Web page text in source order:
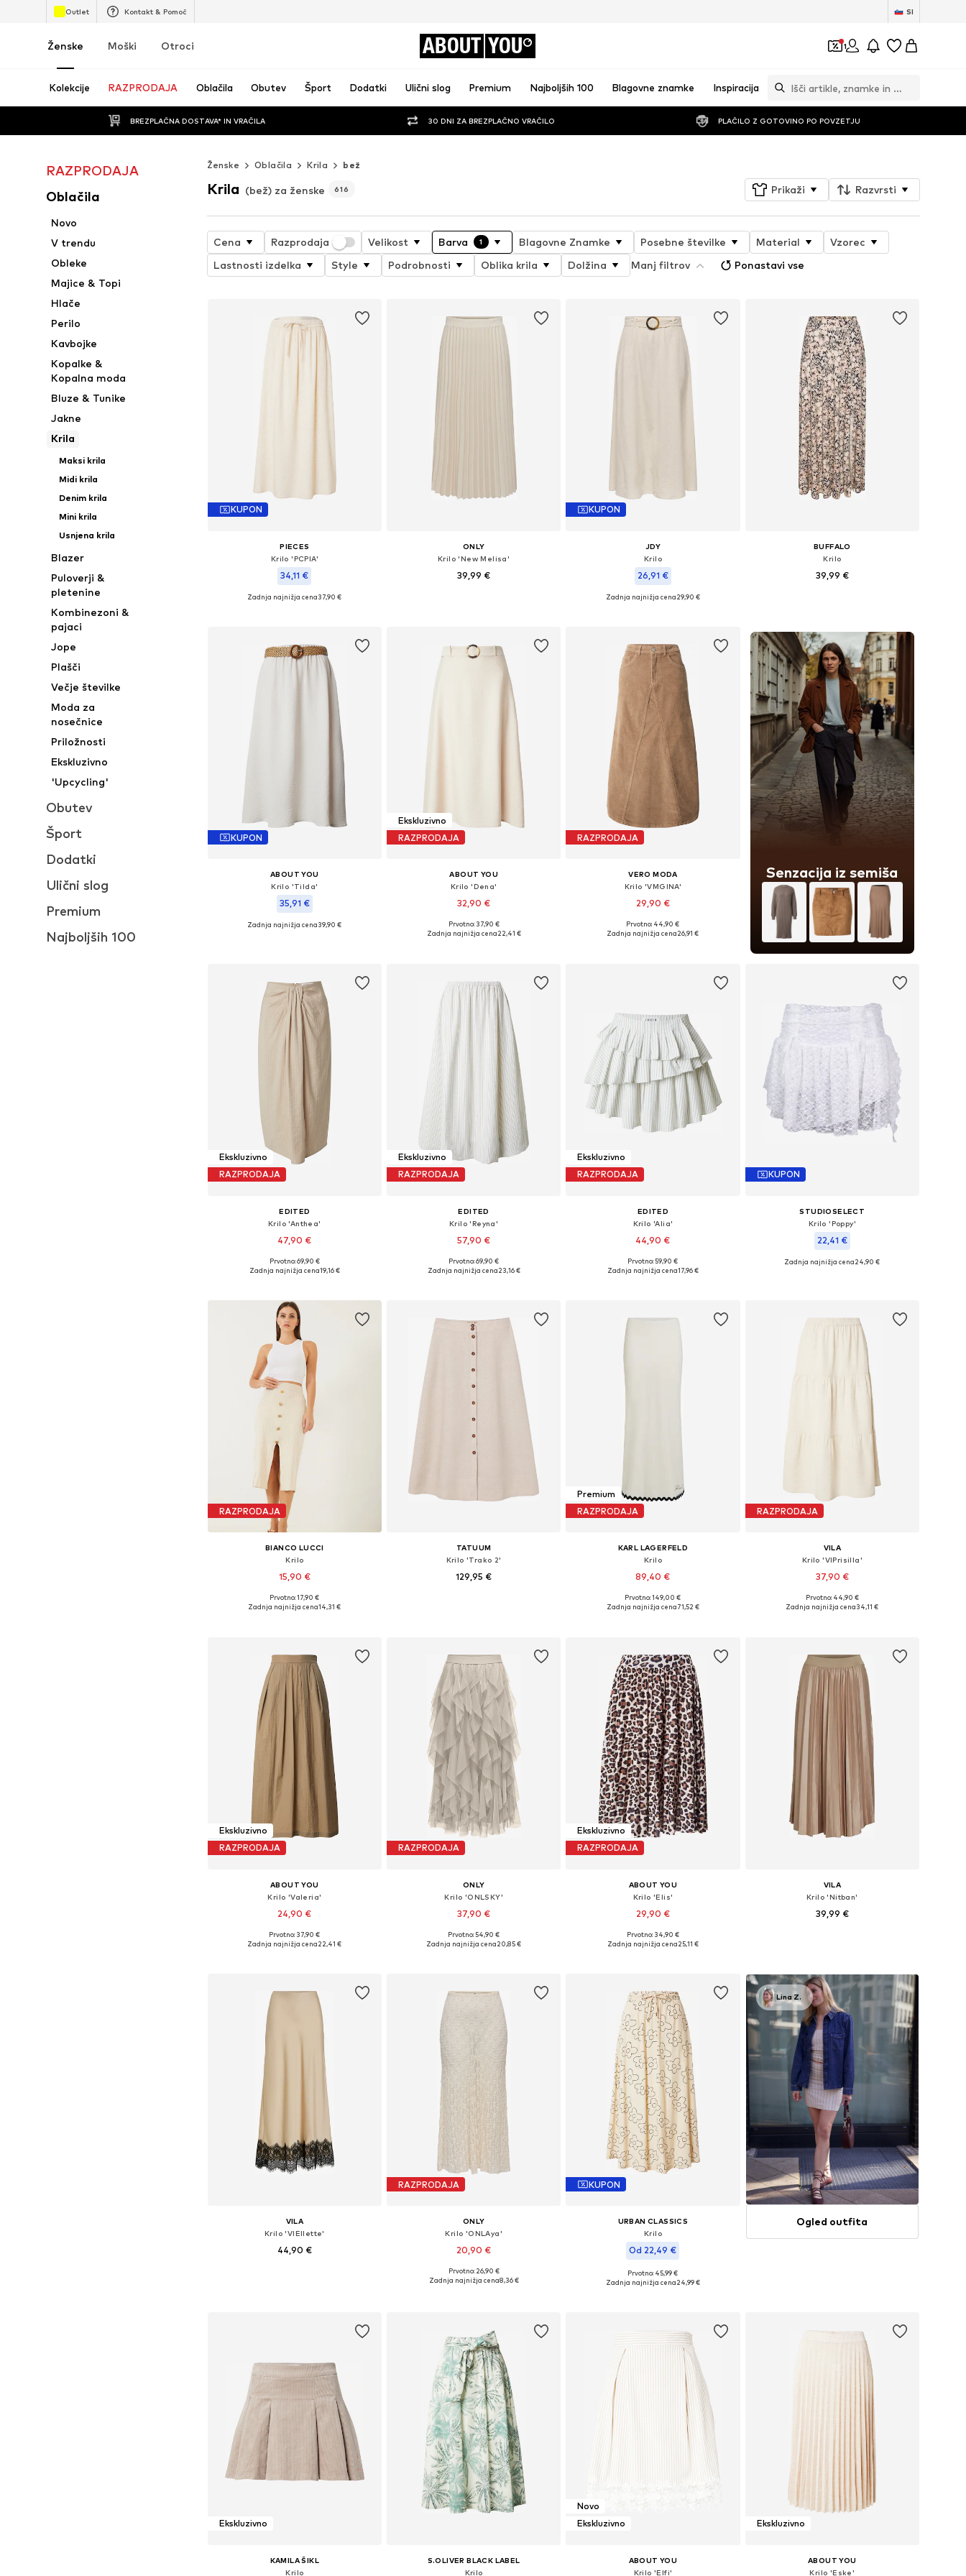
Outlet Kontakt & Pomoč SI
Ženske Moški Otroci ABOUT YOU 1
Kolekcije RAZPRODAJA Oblačila Obutev Šport Dodatki Ulični slog Premium Najboljših 100 Blagovne znamke Inspiracija
BREZPLAČNA DOSTAVA* IN VRAČILA 30 DNI ZA BREZPLAČNO VRAČILO PLAČILO Z GOTOVINO PO POVZETJU
RAZPRODAJA
Oblačila
Novo
V trendu
Obleke
Majice & Topi
Hlače
Perilo
Kavbojke
Kopalke &
Kopalna moda
Bluze & Tunike
Jakne
Krila
Maksi krila
Midi krila
Denim krila
Mini krila
Usnjena krila
Blazer
Puloverji &
pletenine
Kombinezoni &
pajaci
Jope
Plašči
Večje številke
Moda za
nosečnice
Priložnosti
Ekskluzivno
'Upcycling'
Obutev
Šport
Dodatki
Ulični slog
Premium
Najboljših 100
Ženske Oblačila Krila bež
Krila (bež) za ženske 616 Prikaži Razvrsti
Cena Razprodaja Velikost Barva 1 Blagovne Znamke Posebne številke Material
Vzorec
Lastnosti izdelka
Style Podrobnosti Oblika krila Dolžina Manj filtrov Ponastavi vse
KUPON
PIECES
Krilo 'PCPIA'
34,11 €
Razpoložljive velikosti: 34, 36, 38, 40
Zadnja najnižja cena37,90 €
ONLY
Krilo 'New Melisa'
39,99 €
KUPON
JDY
Krilo
26,91 €
Razpoložljive velikosti: 36, 38, 40
Zadnja najnižja cena29,90 €
BUFFALO
Krilo
39,99 €
KUPON
ABOUT YOU
Krilo 'Tilda'
35,91 €
Razpoložljive velikosti: 38, 40, 42
Zadnja najnižja cena39,90 €
Ekskluzivno
RAZPRODAJA
ABOUT YOU
Krilo 'Dena'
32,90 €
Prvotno: 37,90 €
Zadnja najnižja cena22,41 €
RAZPRODAJA
VERO MODA
Krilo 'VMGINA'
29,90 €
Razpoložljive velikosti: 34, 36, 38, 40, 42
Prvotno: 44,90 €
Zadnja najnižja cena26,91 €
Senzacija iz semiša
Ekskluzivno
RAZPRODAJA
EDITED
Krilo 'Anthea'
47,90 €
Razpoložljive velikosti: 34, 36, 38, 40
Prvotno: 69,90 €
Zadnja najnižja cena19,16 €
Ekskluzivno
RAZPRODAJA
EDITED
Krilo 'Reyna'
57,90 €
Razpoložljive velikosti: 34, 36, 38, 40, 42
Prvotno: 69,90 €
Zadnja najnižja cena23,16 €
Ekskluzivno
RAZPRODAJA
EDITED
Krilo 'Alia'
44,90 €
Razpoložljive velikosti: 34, 36, 38, 40, 42
Prvotno: 59,90 €
Zadnja najnižja cena17,96 €
KUPON
STUDIOSELECT
Krilo 'Poppy'
22,41 €
Razpoložljive velikosti: 36, 38, 40
Zadnja najnižja cena24,90 €
RAZPRODAJA
BIANCO LUCCI
Krilo
15,90 €
Razpoložljive velikosti: 34-42
Prvotno: 17,90 €
Zadnja najnižja cena14,31 €
TATUUM
Krilo 'Trako 2'
129,95 €
Premium
RAZPRODAJA
KARL LAGERFELD
Krilo
89,40 €
Razpoložljive velikosti: 36, 38, 40
Prvotno: 149,00 €
Zadnja najnižja cena71,52 €
RAZPRODAJA
VILA
Krilo 'VIPrisilla'
37,90 €
Prvotno: 44,90 €
Zadnja najnižja cena34,11 €
Ekskluzivno
RAZPRODAJA
ABOUT YOU
Krilo 'Valeria'
24,90 €
Razpoložljive velikosti: 36, 38, 40
Prvotno: 37,90 €
Zadnja najnižja cena22,41 €
RAZPRODAJA
ONLY
Krilo 'ONLSKY'
37,90 €
Razpoložljive velikosti: 34, 36, 38, 40
Prvotno: 54,90 €
Zadnja najnižja cena20,85 €
Ekskluzivno
RAZPRODAJA
ABOUT YOU
Krilo 'Elis'
29,90 €
+ 1
Prvotno: 34,90 €
Zadnja najnižja cena25,11 €
VILA
Krilo 'Nitban'
39,99 €
VILA
Krilo 'VIEllette'
44,90 €
RAZPRODAJA
ONLY
Krilo 'ONLAya'
20,90 €
Razpoložljive velikosti: 34, 36, 38, 40, 42
Prvotno: 26,90 €
Zadnja najnižja cena8,36 €
KUPON
URBAN CLASSICS
Krilo
Od 22,49 €
+2
Na voljo v različnih velikostih
Prvotno: 45,99 €
Zadnja najnižja cena24,99 €
Lina Z.
Ogled outfita
Ekskluzivno
KAMILA ŠIKL
Krilo
S.OLIVER BLACK LABEL
Krilo
Novo
Ekskluzivno
ABOUT YOU
Krilo 'Elfi'
Ekskluzivno
ABOUT YOU
Krilo 'Eske'